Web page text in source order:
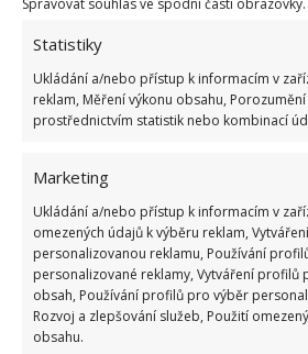
Spravovat souhlas ve spodní části obrazovky.
Statistiky
Ukládání a/nebo přístup k informacím v
reklam, Měření výkonu obsahu,
prostřednictvím statistik nebo kombinací
Marketing
Ukládání a/nebo přístup k informacím v
omezených údajů k výběru reklam,
personalizovanou reklamu, Používání
personalizované reklamy, Vytváření profilů
obsah, Používání profilů pro výběr
Rozvoj a zlepšování služeb, Použití
obsahu.
způsobů. O jednom se
Neobvyklé využití tablet
domácnosti. Ušetřete
« 1 2 3 »